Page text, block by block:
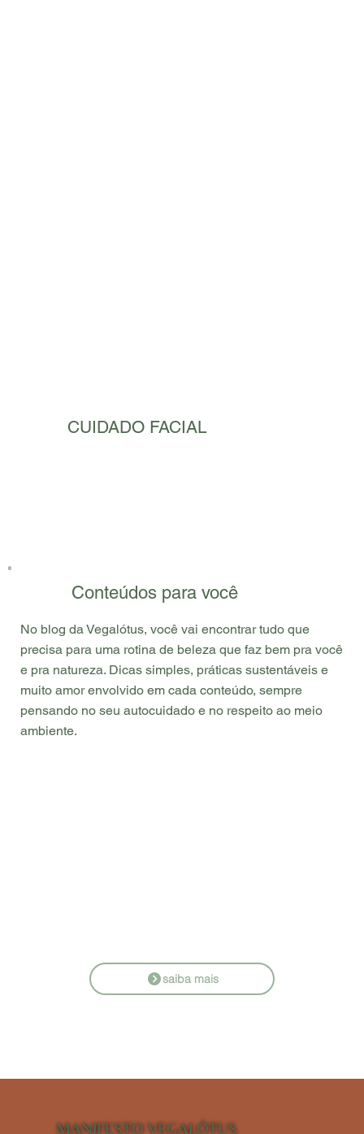
CUIDADO FACIAL
Conteúdos para você
No blog da Vegalótus, você vai encontrar tudo que
precisa para uma rotina de beleza que faz bem pra você
e pra natureza. Dicas simples, práticas sustentáveis e
muito amor envolvido em cada conteúdo, sempre
pensando no seu autocuidado e no respeito ao meio
ambiente.
saiba mais
MANIFESTO VEGALÓTUS